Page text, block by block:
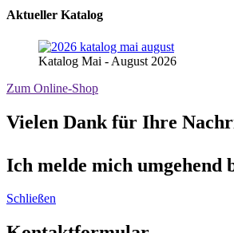
Aktueller Katalog
Katalog Mai - August 2026
Zum Online-Shop
Vielen Dank für Ihre
Ich melde mich umgehend
Schließen